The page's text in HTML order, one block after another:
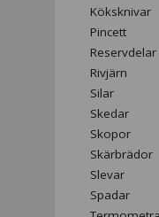
Köksknivar
Pincett
Reservdelar
Rivjärn
Silar
Skedar
Skopor
Skärbrädor
Slevar
Spadar